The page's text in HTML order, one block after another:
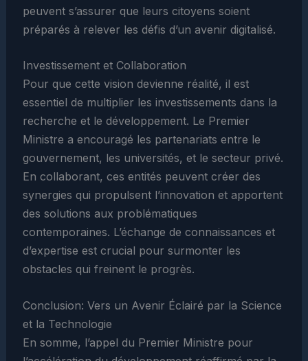
peuvent s’assurer que leurs citoyens soient
préparés à relever les défis d’un avenir digitalisé.
Investissement et Collaboration
Pour que cette vision devienne réalité, il est
essentiel de multiplier les investissements dans la
recherche et le développement. Le Premier
Ministre a encouragé les partenariats entre le
gouvernement, les universités, et le secteur privé.
En collaborant, ces entités peuvent créer des
synergies qui propulsent l’innovation et apportent
des solutions aux problématiques
contemporaines. L’échange de connaissances et
d’expertise est crucial pour surmonter les
obstacles qui freinent le progrès.
Conclusion: Vers un Avenir Éclairé par la Science
et la Technologie
En somme, l’appel du Premier Ministre pour